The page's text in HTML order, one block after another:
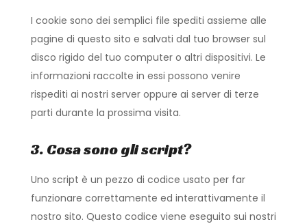
I cookie sono dei semplici file spediti assieme alle
pagine di questo sito e salvati dal tuo browser sul
disco rigido del tuo computer o altri dispositivi. Le
informazioni raccolte in essi possono venire
rispediti ai nostri server oppure ai server di terze
parti durante la prossima visita.
3. Cosa sono gli script?
Uno script è un pezzo di codice usato per far
funzionare correttamente ed interattivamente il
nostro sito. Questo codice viene eseguito sui nostri